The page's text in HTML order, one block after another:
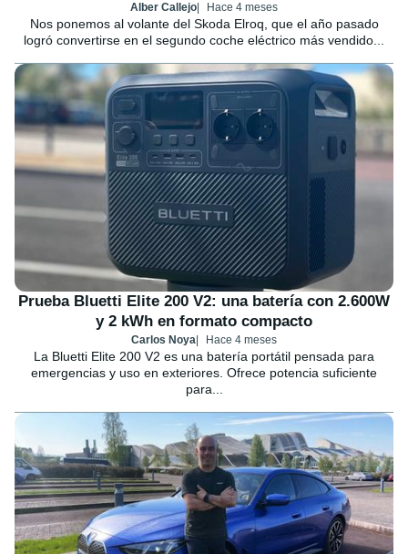
Alber Callejo Hace 4 meses
Nos ponemos al volante del Skoda Elroq, que el año pasado
logró convertirse en el segundo coche eléctrico más vendido...
Prueba Bluetti Elite 200 V2: una batería con 2.600W
y 2 kWh en formato compacto
Carlos Noya Hace 4 meses
La Bluetti Elite 200 V2 es una batería portátil pensada para
emergencias y uso en exteriores. Ofrece potencia suficiente
para...